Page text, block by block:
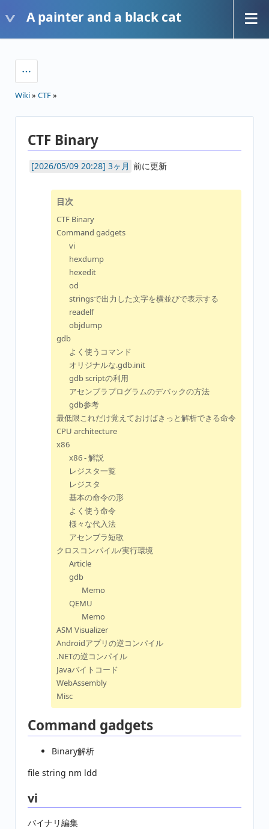
A painter and a black cat
Wiki» CTF»
CTF Binary
3ヶ月 前に更新
目次
CTF Binary
Command gadgets
vi
hexdump
hexedit
od
stringsで出力した文字を横並びで表示する
readelf
objdump
gdb
よく使うコマンド
オリジナルな.gdb.init
gdb scriptの利用
アセンブラプログラムのデバックの方法
gdb参考
最低限これだけ覚えておけばきっと解析できる命令
CPU architecture
x86
x86 - 解説
レジスタ一覧
レジスタ
基本の命令の形
よく使う命令
様々な代入法
アセンブラ短歌
クロスコンパイル/実行環境
Article
gdb
Memo
QEMU
Memo
ASM Visualizer
Androidアプリの逆コンパイル
.NETの逆コンパイル
Javaバイトコード
WebAssembly
Misc
Command gadgets
Binary解析
file string nm ldd
vi
バイナリ編集